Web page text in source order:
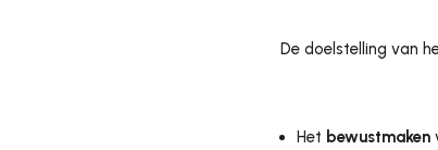
De doelstelling van
Het bewustmaken